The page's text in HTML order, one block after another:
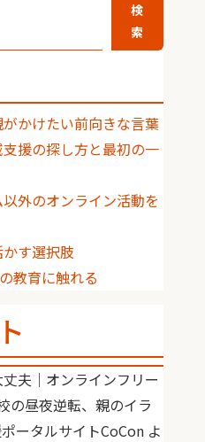
検
索
かけたい前向きな言葉
援の探し方と最初の一
外のオンライン活動を
す選択肢
教育に触れる
夫｜オンラインフリー
の昼夜逆転、親のイラ
ータルサイトCoCon よ